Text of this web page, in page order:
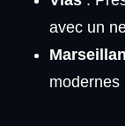
avec un
Marseillan
modernes